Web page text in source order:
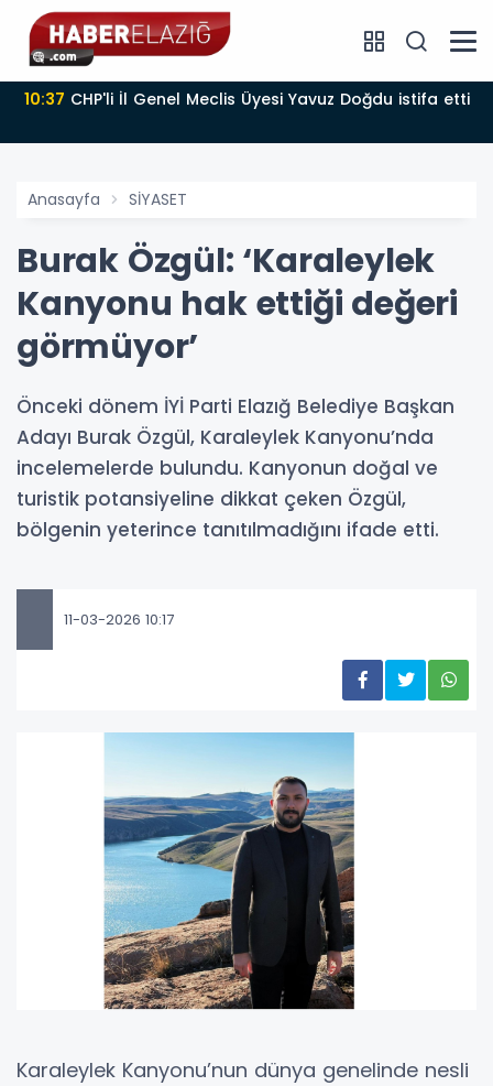
10:37 CHP'li İl Genel Meclis Üyesi Yavuz Doğdu istifa etti
Anasayfa SİYASET
Burak Özgül: ‘Karaleylek
Kanyonu hak ettiği değeri
görmüyor’
Önceki dönem İYİ Parti Elazığ Belediye Başkan
Adayı Burak Özgül, Karaleylek Kanyonu’nda
incelemelerde bulundu. Kanyonun doğal ve
turistik potansiyeline dikkat çeken Özgül,
bölgenin yeterince tanıtılmadığını ifade etti.
11-03-2026 10:17
Karaleylek Kanyonu’nun dünya genelinde nesli